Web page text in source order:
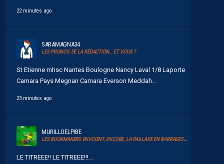
22 minutes ago
SARAMAGNA34
LES PRONOS DE LA RÉDACTION… ET VOUS ?
St Etienne mhsc Nantes Boulogne Nancy Laval 1/8 Laporte
Camara Pays Megnan Camara Everson Meddah...
23 minutes ago
MURILLOELPIBE
LES BOOKMAKERS ENVOIENT, ENCORE, LA PAILLADE EN BARRAGES D’ACCESSION À LA LIGUE 1
LE TITREEE!! LE TITREEE!!!...